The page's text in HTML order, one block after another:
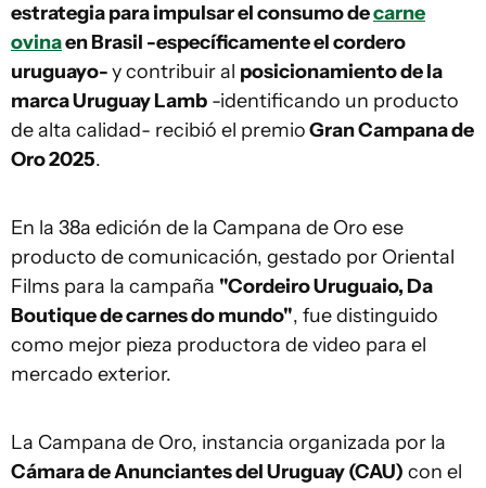
estrategia para impulsar el consumo decarne
ovinaen Brasil -específicamente el cordero
uruguayo-y contribuir al posicionamiento de la
marca Uruguay Lamb -identificando un producto
de alta calidad- recibió el premioGran Campana de
Oro 2025.
En la 38a edición de la Campana de Oro ese
producto de comunicación, gestado por Oriental
Films para la campaña "Cordeiro Uruguaio, Da
Boutique de carnes do mundo", fue distinguido
como mejor pieza productora de video para el
mercado exterior.
La Campana de Oro, instancia organizada por la
Cámara de Anunciantes del Uruguay (CAU) con el